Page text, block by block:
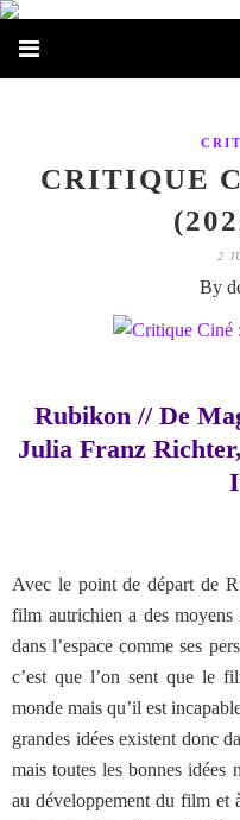
CRITIQUE
2
By
Rubikon // De
Julia Franz
Avec le point de départ de
film autrichien a des moyens
dans l’espace comme ses
c’est que l’on sent que le
monde mais qu’il est
grandes idées existent donc
mais toutes les bonnes idées
au développement du film et